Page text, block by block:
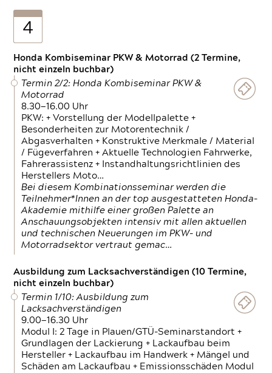
4
Honda Kombiseminar PKW & Motorrad (2 Termine,
nicht einzeln buchbar)
Termin 2/2: Honda Kombiseminar PKW &
Motorrad
8.30—16.00 Uhr
PKW: + Vorstellung der Modellpalette +
Besonderheiten zur Motorentechnik /
Abgasverhalten + Konstruktive Merkmale / Material
/ Fügeverfahren + Aktuelle Technologien Fahrwerke,
Fahrerassistenz + Instandhaltungsrichtlinien des
Herstellers Moto…
Bei diesem Kombinationsseminar werden die
Teilnehmer*Innen an der top ausgestatteten Honda-
Akademie mithilfe einer großen Palette an
Anschauungsobjekten intensiv mit allen aktuellen
und technischen Neuerungen im PKW- und
Motorradsektor vertraut gemac…
Ausbildung zum Lacksachverständigen (10 Termine,
nicht einzeln buchbar)
Termin 1/10: Ausbildung zum
Lacksachverständigen
9.00—16.30 Uhr
Modul I: 2 Tage in Plauen/GTÜ-Seminarstandort +
Grundlagen der Lackierung + Lackaufbau beim
Hersteller + Lackaufbau im Handwerk + Mängel und
Schäden am Lackaufbau + Emissionsschäden Modul